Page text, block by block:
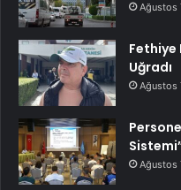
Ağustos
Fethiye
Uğradı
Ağustos
Ağustos